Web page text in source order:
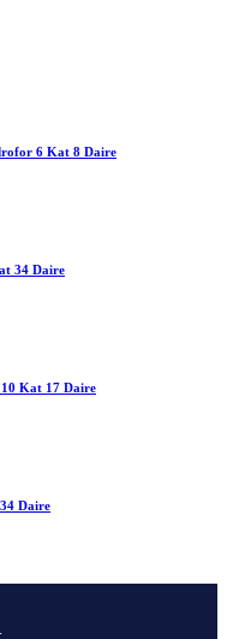
6 Kat 8 Daire
34 Daire
Kat 17 Daire
Daire